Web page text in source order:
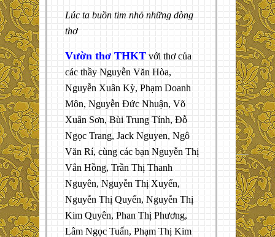
Lúc ta buồn tim nhỏ những dòng
thơ
Vườn thơ THKT với thơ của
các thầy Nguyễn Văn Hòa,
Nguyễn Xuân Kỳ, Phạm Doanh
Môn, Nguyễn Đức Nhuận, Võ
Xuân Sơn, Bùi Trung Tính, Đỗ
Ngọc Trang, Jack Nguyen, Ngô
Văn Rí, cùng các bạn Nguyễn Thị
Vân Hồng, Trần Thị Thanh
Nguyên, Nguyễn Thị Xuyến,
Nguyễn Thị Quyến, Nguyễn Thị
Kim Quyên, Phan Thị Phương,
Lâm Ngọc Tuấn, Phạm Thị Kim